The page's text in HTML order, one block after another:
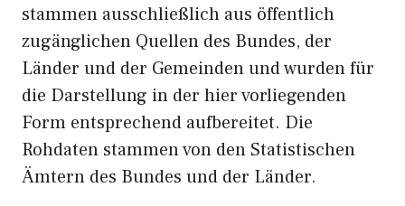
stammen ausschließlich aus öffentlich
zugänglichen Quellen des Bundes, der
Länder und der Gemeinden und wurden für
die Darstellung in der hier vorliegenden
Form entsprechend aufbereitet. Die
Rohdaten stammen von den Statistischen
Ämtern des Bundes und der Länder.